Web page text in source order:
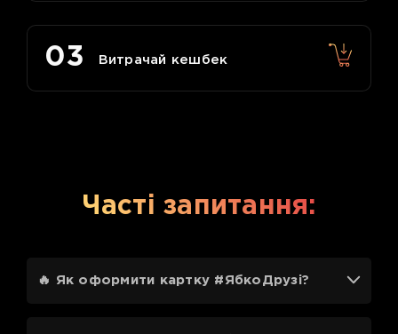
03 Витрачай кешбек
Часті запитання:
🔥 Як оформити картку #ЯбкоДрузі?